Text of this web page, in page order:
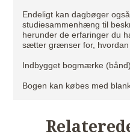
Endeligt kan dagbøger
studiesammenhæng til
herunder de erfaringer du
sætter grænser for, hvordan
Indbygget bogmærke
Bogen kan købes med